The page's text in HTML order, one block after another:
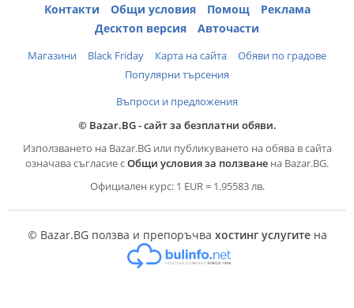
Контакти Общи условия Помощ
Реклама
Десктоп версия
Авточасти
Магазини Black Friday Карта на сайта
Обяви по градове
Популярни търсения
Въпроси и предложения
© Bazar.BG - сайт за безплатни обяви.
Използването на Bazar.BG или публикуването на обява в сайта
означава съгласие сОбщи условия за ползване на Bazar.BG.
Официален курс: 1 EUR = 1.95583 лв.
© Bazar.BG ползва и препоръчва хостинг услугитена